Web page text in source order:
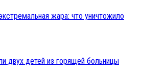
жара: что уничтожило